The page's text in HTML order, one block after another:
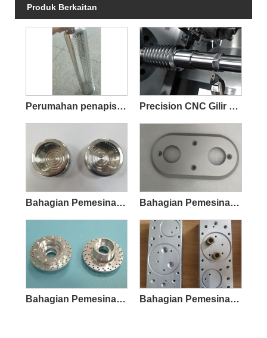
Produk Berkaitan
Perumahan penapis logam Precision CNC Gilir Bahagian Pengilangan
Bahagian Pemesinan Pelarik CNC Ketepatan Bahagian Pemesinan CNC Aluminium Precision
Bahagian Pemesinan CNC Ketepatan Dibuat-untuk-Tempahan Bahagian Pemesinan Pengilangan CNC Ketepatan